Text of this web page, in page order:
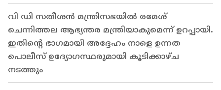
വി ഡി സതീശൻ മന്ത്രിസഭയിൽ രമേശ്
ചെന്നിത്തല ആഭ്യന്തര മന്ത്രിയാകുമെന്ന് ഉറപ്പായി.
ഇതിന്റെ ഭാഗമായി അദ്ദേഹം നാളെ ഉന്നത
പൊലീസ് ഉദ്യോഗസ്ഥരുമായി കൂടിക്കാഴ്ച
നടത്തും